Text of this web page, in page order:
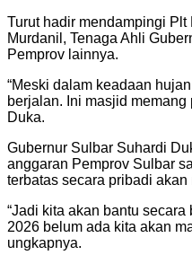
Turut hadir mendampingi
Murdanil, Tenaga Ahli
Pemprov lainnya.
“Meski dalam keadaan
berjalan. Ini masjid
Duka.
Gubernur Sulbar Suhardi
anggaran Pemprov Sulbar
terbatas secara pribadi akan
“Jadi kita akan bantu
2026 belum ada kita akan
ungkapnya.